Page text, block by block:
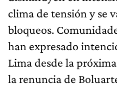
clima de tensión y se
bloqueos.
han expresado
Lima desde la
la renuncia de